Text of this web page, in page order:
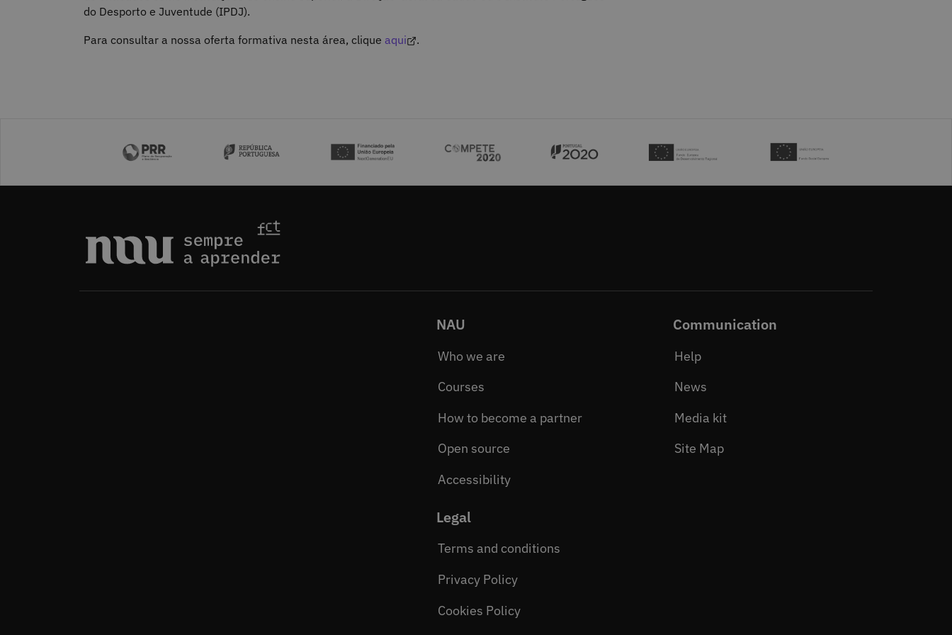
do Desporto e Juventude (IPDJ).
Para consultar a nossa oferta formativa nesta área, clique aqui .
NAU
Who we are
Courses
How to become a partner
Open source
Accessibility
Communication
Help
News
Media kit
Site Map
Legal
Terms and conditions
Privacy Policy
Cookies Policy